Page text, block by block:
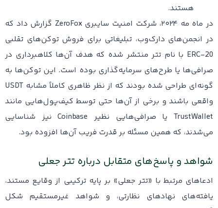
هستند.
در ماه مه ۲۰۲۴، شرکت امنیت سایبری ZeroFox گزارش داد که
در انجمن‌های دارک‌وب، تبلیغاتی برای فروش توکن‌های تقلبی
ERC-20 با نام تتر منتشر شده که هدف آن‌ها کلاهبرداری در
صرافی‌ها یا طرح‌های سرمایه‌گذاری بوده است. این توکن‌ها به
گونه‌ای طراحی شده بودند که از نظر ظاهری کاملاً مشابه USDT
واقعی باشند و برخی از آن‌ها حتی توسط کیف‌پول‌هایی مانند
TrustWallet یا صرافی‌هایی نظیر Coinbase نیز شناسایی
می‌شدند، که همین مسئله بر قدرت فریب آن‌ها افزوده بود.
شواهد و پاسخ‌های متقابل درباره تتر جعلی
ادعاهای مرتبط با «تتر جعلی» بر پایه ترکیبی از وقایع مستند،
یافته‌های نهادهای نظارتی، و شواهد غیرمستقیم شکل